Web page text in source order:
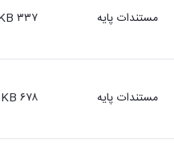
مستندات پایه ۳۳۷ KB
مستندات پایه ۶۷۸ KB